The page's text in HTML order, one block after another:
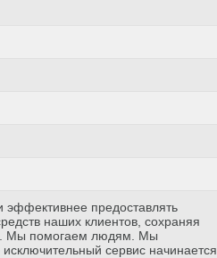
эффективнее предоставлять
наших клиентов, сохраняя
Мы помогаем людям. Мы
сервис начинается